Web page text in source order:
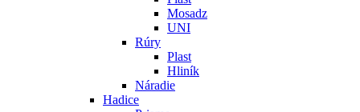
Mosadz
UNI
Rúry
Plast
Hliník
Náradie
Hadice